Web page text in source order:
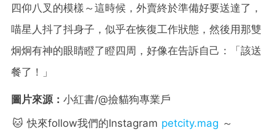
四仰八叉的模樣～這時候，外賣終於準備好要送達了，
喵星人抖了抖身子，似乎在恢復工作狀態，然後用那雙
炯炯有神的眼睛瞪了瞪四周，好像在告訴自己：「該送
餐了！」
圖片來源： 小紅書/@撿貓狗專業戶
🐱 快來follow我們的Instagram petcity.mag ～